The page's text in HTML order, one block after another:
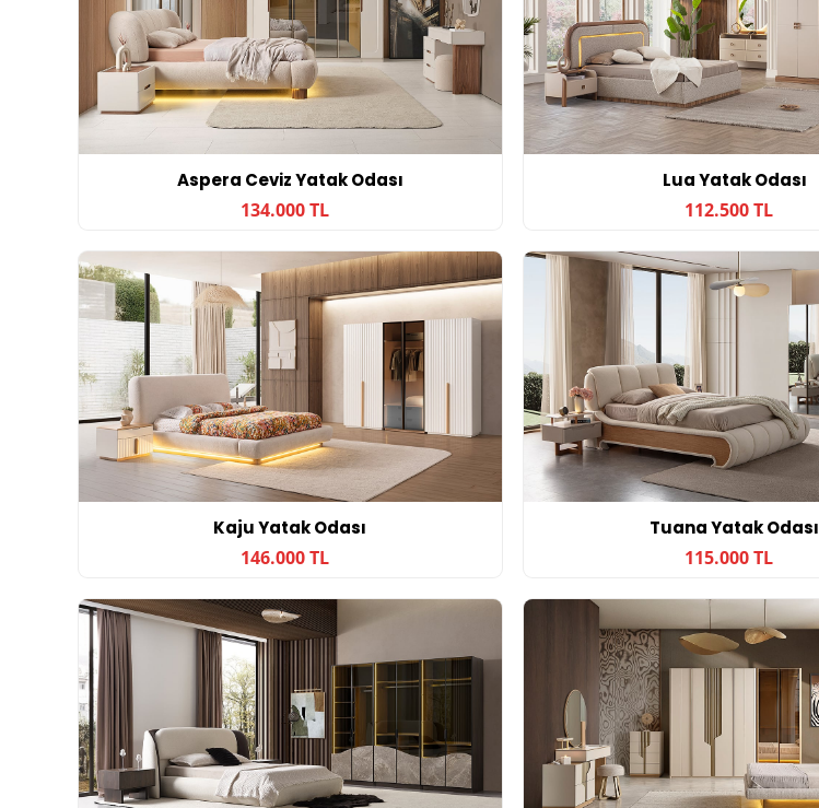
Aspera Ceviz Yatak Odası
134.000 TL
Lua Yatak Odası
112.500 TL
Kaju Yatak Odası
146.000 TL
Tuana Yatak Odası
115.000 TL